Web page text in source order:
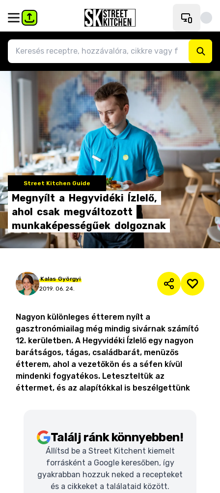
Street Kitchen Guide
Megnyílt a Hegyvidéki Ízlelő,
ahol csak megváltozott
munkaképességűek dolgoznak
Kalas Györgyi
2019. 06. 24.
Nagyon különleges étterem nyílt a
gasztronómiailag még mindig sivárnak számító
12. kerületben. A Hegyvidéki Ízlelő egy nagyon
barátságos, tágas, családbarát, menüzős
étterem, ahol a vezetőkön és a séfen kívül
mindenki fogyatékos. Leteszteltük az
éttermet, és az alapítókkal is beszélgettünk
Találj ránk könnyebben!
Állítsd be a Street Kitchent kiemelt
forrásként a Google keresőben, így
gyakrabban hozzuk neked a recepteket
és a cikkeket a találataid között.